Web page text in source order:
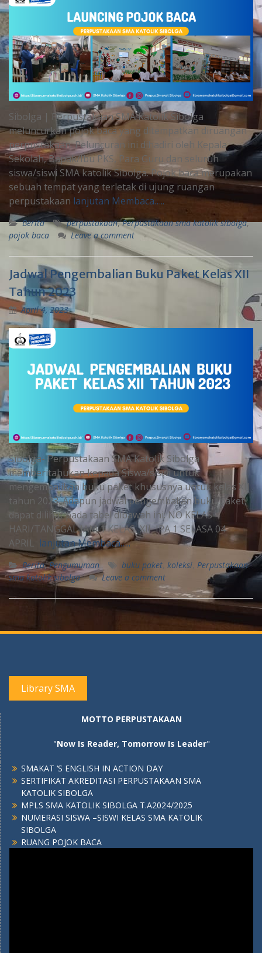
Sibolga | Perpustakaan SMA Katolik Sibolga
meluncurkan pojok baca yang ditempatkan diruangan
perpustakaan. Peluncuran ini dihadiri oleh Kepala
Sekolah, Bapak/Ibu PKS, Para Guru dan seluruh
siswa/siswi SMA katolik Sibolga. Pojok baca merupakan
sebuah tempat yang terletak di ujung ruangan
perpustakaan lanjutan Membaca…..
Berita perpustakaan,Perpustakaan sma katolik sibolga,
pojok baca
Leave a comment
Jadwal Pengembalian Buku Paket Kelas XII
Tahun 2023
April 4, 2023
Sibolga- Perpustakaan SMA Katolik Sibolga
memberitahukan kepada Siswa/siswi untuk
mengembalikan buku paket khususnya untuk kelas XII
tahun 2023. Adapun jadwal pengembalian buku paket,
dapat dilihat pada tabel dibawah ini: NO KELAS
HARI/TANGGAL JAM 1 KELAS XII IPA 1 SELASA 04
APRIL lanjutan Membaca…..
Berita,Pengumuman buku paket, koleksi, Perpustakaan
sma katolik sibolga
Leave a comment
Library SMA
MOTTO PERPUSTAKAAN
"Now Is Reader, Tomorrow Is Leader"
SMAKAT ‘S ENGLISH IN ACTION DAY
SERTIFIKAT AKREDITASI PERPUSTAKAAN SMA
KATOLIK SIBOLGA
MPLS SMA KATOLIK SIBOLGA T.A2024/2025
NUMERASI SISWA –SISWI KELAS SMA KATOLIK
SIBOLGA
RUANG POJOK BACA